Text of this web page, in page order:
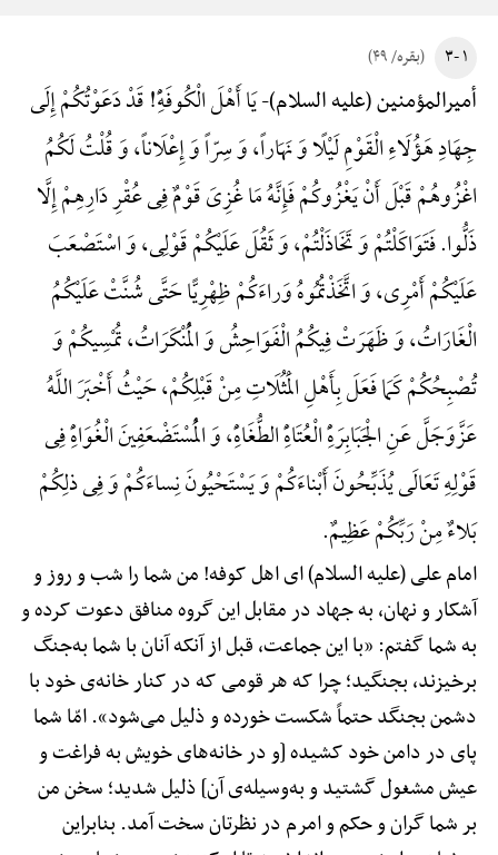
۱ -۳ (بقره/ ۴۹)
أمیرالمؤمنین (علیه السلام)-یَا أَهْلَ الْکُوفَهًِْ! قَدْ دَعَوْتُکُمْ إِلَی
جِهَادِ هَؤُلَاءِ الْقَوْمِ لَیْلًا وَ نَهَاراً، وَ سِرّاً وَ إِعْلَاناً، وَ قُلْتُ لَکُمُ
اغْزُوهُمْ قَبْلَ أَنْ یَغْزُوکُمْ فَإِنَّهُ مَا غُزِیَ قَوْمٌ فِی عُقْرِ دَارِهِمْ إِلَّا
ذَلُّوا. فَتَوَاکَلْتُمْ وَ تَخَاذَلْتُمْ، وَ ثَقُلَ عَلَیْکُمْ قَوْلِی، وَ اسْتَصْعَبَ
عَلَیْکُمْ أَمْرِی، وَ اتَّخَذْتُمُوهُ وَراءَکُمْ ظِهْرِیًّا حَتَّی شُنَّتْ عَلَیْکُمُ
الْغَارَاتُ، وَ ظَهَرَتْ فِیکُمُ الْفَوَاحِشُ وَ الْمُنْکَرَاتُ، تُمْسِیکُمْ وَ
تُصْبِحُکُمْ کَمَا فَعَلَ بِأَهْلِ الْمَثُلَاتِ مِنْ قَبْلِکُمْ، حَیْثُ أَخْبَرَ اللَّهُ
عَزَّوَجَلَّ عَنِ الْجَبَابِرَهًِْ الْعُتَاهًِْ الطُّغَاهًِْ، وَ الْمُسْتَضْعَفِینَ الْغُوَاهًِْ فِی
قَوْلِهِ تَعَالَی یُذَبِّحُونَ أَبْناءَکُمْ وَ یَسْتَحْیُونَ نِساءَکُمْ وَ فِی ذلِکُمْ
بَلاءٌ مِنْ رَبِّکُمْ عَظِیمٌ.
امام علی (علیه السلام) ای اهل کوفه! من شما را شب و روز و
آشکار و نهان، به جهاد در مقابل این گروه منافق دعوت کرده و
به شما گفتم: «با این جماعت، قبل از آنکه آنان با شما به‌جنگ
برخیزند، بجنگید؛ چرا که هر قومی که در کنار خانه‌ی خود با
دشمن بجنگد حتماً شکست خورده و ذلیل می‌شود». امّا شما
پای در دامن خود کشیده [و در خانه‌های خویش به فراغت و
عیش مشغول گشتید و به‌وسیله‌ی آن] ذلیل شدید؛ سخن من
بر شما گران و حکم و امرم در نظرتان سخت آمد. بنابراین